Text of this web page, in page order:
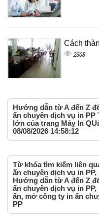
Cách
2308
Hướng dẫn từ A đến Z
ấn chuyên dịch vụ in PP
lớn của trang Máy In
08/08/2026 14:58:12
Từ khóa tìm kiếm liên
ấn chuyên dịch vụ in PP,
Hướng dẫn từ A đến Z
ấn chuyên dịch vụ in
ấn, mở công ty in ấn
PP